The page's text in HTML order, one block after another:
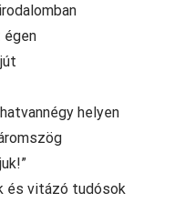
égen
helyen
és vitázó tudósok